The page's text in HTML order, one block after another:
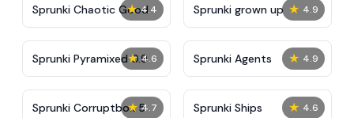
★ 4.4
Sprunki Chaotic Good ★ 4.9
Sprunki grown up
★ 4.6
Sprunki Pyramixed 0.9 ★ 4.9
Sprunki Agents
★ 4.7
Sprunki Corruptbox 5 ★ 4.6
Sprunki Ships